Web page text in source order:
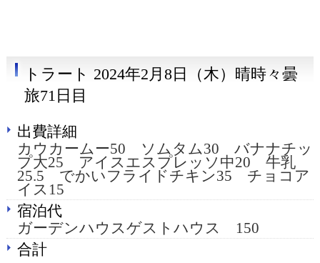
トラート 2024年2月8日（木）晴時々曇
旅71日目
出費詳細
カウカームー50 ソムタム30 バナナチッ
プ大25 アイスエスプレッソ中20 牛乳
25.5 でかいフライドチキン35 チョコア
イス15
宿泊代
ガーデンハウスゲストハウス 150
合計